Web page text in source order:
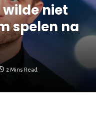
niet
spelen na
2 Mins Read